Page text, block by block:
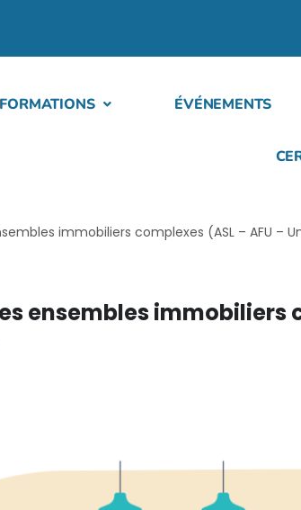
FORMATIONS ÉVÉNEMENTS
immobiliers complexes (ASL – AFU –
ensembles immobiliers